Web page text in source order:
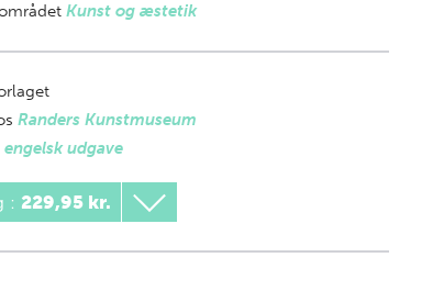
Kunst og æstetik
Randers Kunstmuseum
engelsk udgave
: 229,95 kr.